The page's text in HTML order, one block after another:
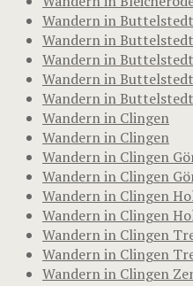
Wandern in Buttelstedt
Wandern in
Wandern in
Wandern in
Wandern in
Wandern in Clingen
Wandern in Clingen
Wandern in Clingen
Wandern in Clingen
Wandern in Clingen
Wandern in Clingen
Wandern in Clingen
Wandern in Clingen
Wandern in Clingen